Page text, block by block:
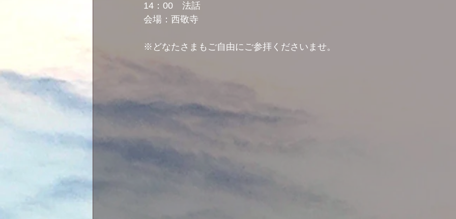
14：00　法話
会場：西敬寺
※どなたさまもご自由にご参拝くださいませ。